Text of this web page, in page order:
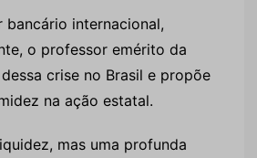
internacional,
o professor emérito da
crise no Brasil e propõe
na ação estatal.
mas uma profunda